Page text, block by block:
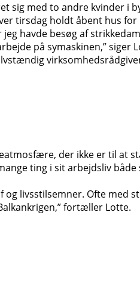
sig med to andre kvinder i
tirsdag holdt åbent hus
havde besøg af
på symaskinen,”
der ikke er til at
ting i sit arbejdsliv
og livsstilsemner. Ofte med
fortæller Lotte.